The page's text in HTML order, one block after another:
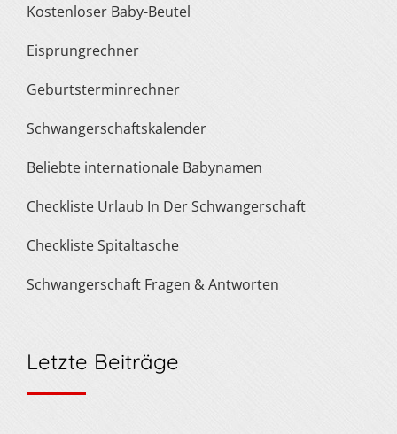
Kostenloser Baby-Beutel
Eisprungrechner
Geburtsterminrechner
Schwangerschaftskalender
Beliebte internationale Babynamen
Checkliste Urlaub In Der Schwangerschaft
Checkliste Spitaltasche
Schwangerschaft Fragen & Antworten
Letzte Beiträge